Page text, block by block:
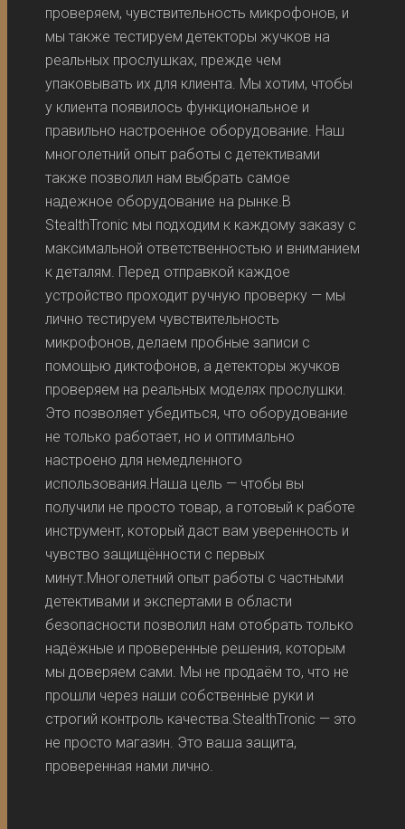
проверяем, чувствительность микрофонов, и
мы также тестируем детекторы жучков на
реальных прослушках, прежде чем
упаковывать их для клиента. Мы хотим, чтобы
у клиента появилось функциональное и
правильно настроенное оборудование. Наш
многолетний опыт работы с детективами
также позволил нам выбрать самое
надежное оборудование на рынке.В
StealthTronic мы подходим к каждому заказу с
максимальной ответственностью и вниманием
к деталям. Перед отправкой каждое
устройство проходит ручную проверку — мы
лично тестируем чувствительность
микрофонов, делаем пробные записи с
помощью диктофонов, а детекторы жучков
проверяем на реальных моделях прослушки.
Это позволяет убедиться, что оборудование
не только работает, но и оптимально
настроено для немедленного
использования.Наша цель — чтобы вы
получили не просто товар, а готовый к работе
инструмент, который даст вам уверенность и
чувство защищённости с первых
минут.Многолетний опыт работы с частными
детективами и экспертами в области
безопасности позволил нам отобрать только
надёжные и проверенные решения, которым
мы доверяем сами. Мы не продаём то, что не
прошли через наши собственные руки и
строгий контроль качества.StealthTronic — это
не просто магазин. Это ваша защита,
проверенная нами лично.